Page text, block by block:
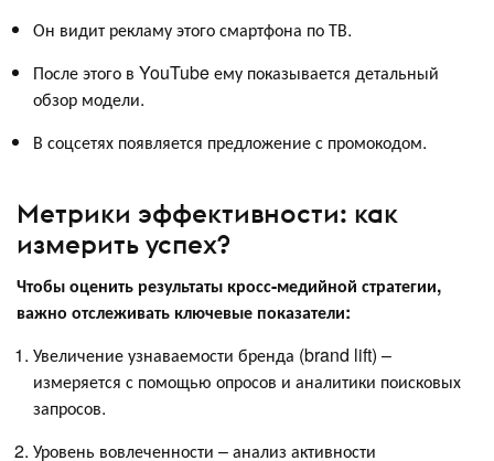
Он видит рекламу этого смартфона по ТВ.
После этого в YouTube ему показывается детальный
обзор модели.
В соцсетях появляется предложение с промокодом.
Метрики эффективности: как
измерить успех?
Чтобы оценить результаты кросс-медийной стратегии,
важно отслеживать ключевые показатели:
Увеличение узнаваемости бренда (brand lift) –
измеряется с помощью опросов и аналитики поисковых
запросов.
Уровень вовлеченности – анализ активности